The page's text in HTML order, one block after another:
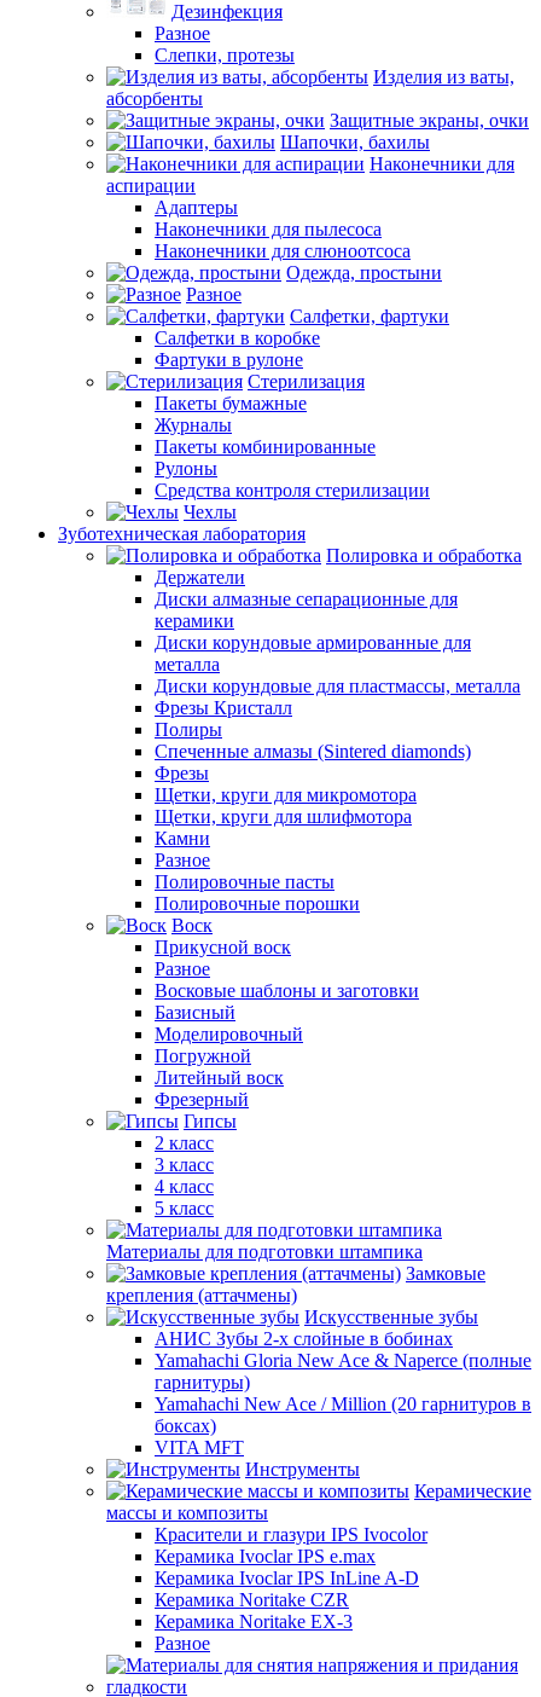
Дезинфекция
Разное
Слепки, протезы
Изделия из ваты,
абсорбенты
Защитные экраны, очки
Шапочки, бахилы
Наконечники для
аспирации
Адаптеры
Наконечники для пылесоса
Наконечники для слюноотсоса
Одежда, простыни
Разное
Салфетки, фартуки
Салфетки в коробке
Фартуки в рулоне
Стерилизация
Пакеты бумажные
Журналы
Пакеты комбинированные
Рулоны
Средства контроля стерилизации
Чехлы
Зуботехническая лаборатория
Полировка и обработка
Держатели
Диски алмазные сепарационные для
керамики
Диски корундовые армированные для
металла
Диски корундовые для пластмассы, металла
Фрезы Кристалл
Полиры
Спеченные алмазы (Sintered diamonds)
Фрезы
Щетки, круги для микромотора
Щетки, круги для шлифмотора
Камни
Разное
Полировочные пасты
Полировочные порошки
Воск
Прикусной воск
Разное
Восковые шаблоны и заготовки
Базисный
Моделировочный
Погружной
Литейный воск
Фрезерный
Гипсы
2 класс
3 класс
4 класс
5 класс
Материалы для подготовки штампика
Замковые
крепления (аттачмены)
Искусственные зубы
АНИС Зубы 2-х слойные в бобинах
Yamahachi Gloria New Ace & Naperce (полные
гарнитуры)
Yamahachi New Ace / Million (20 гарнитуров в
боксах)
VITA MFT
Инструменты
Керамические
массы и композиты
Красители и глазури IPS Ivocolor
Керамика Ivoclar IPS e.max
Керамика Ivoclar IPS InLine A-D
Керамика Noritake CZR
Керамика Noritake EX-3
Разное